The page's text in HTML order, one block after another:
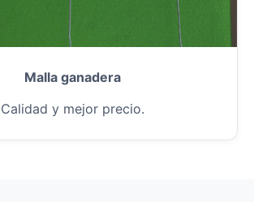
Malla ganadera
Calidad y mejor precio.